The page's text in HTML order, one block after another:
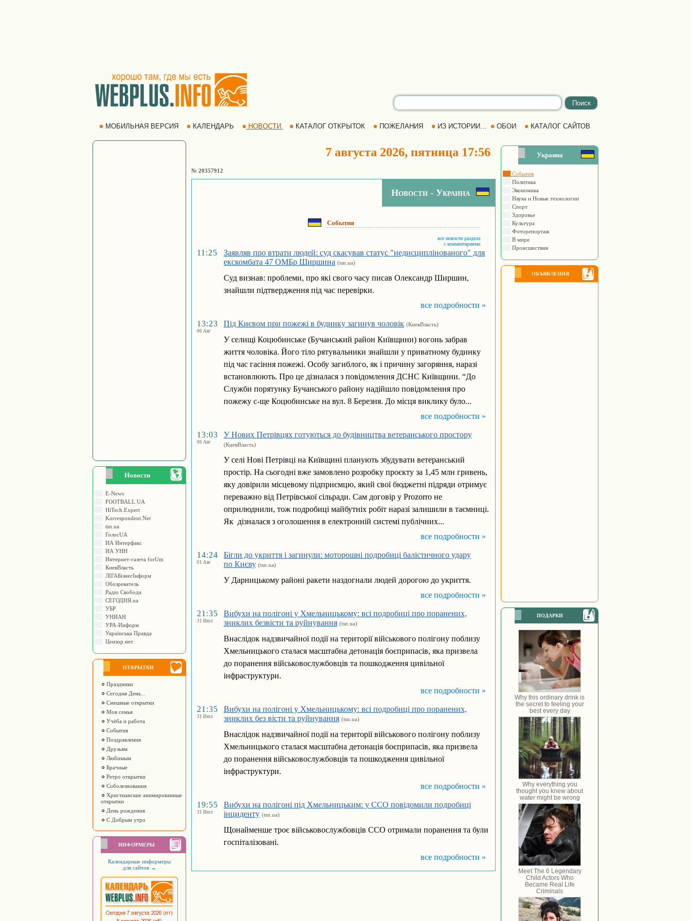
МОБИЛЬНАЯ ВЕРСИЯ КАЛЕНДАРЬ НОВОСТИ КАТАЛОГ ОТКРЫТОК ПОЖЕЛАНИЯ ИЗ ИСТОРИИ... ОБОИ КАТАЛОГ САЙТОВ
Новости
E-News
FOOTBALL.UA
HiTech.Expert
Korrespondent.Net
tsn.ua
ГолосUA
ИА Интерфакс
ИА УНН
Интернет-газета forUm
КиевВласть
ЛIГАБiзнесIнформ
Обозреватель
Радіо Свобода
СЕГОДНЯ.ua
УБР
УНИАН
УРА-Информ
Українська Правда
Цензор.нет
ОТКРЫТКИ
Праздники
Сегодня День...
Смешные открытки
Моя семья
Учёба и работа
События
Поздравления
Друзьям
Любимым
Брачные
Ретро открытки
Соболезнования
Христианские анимированные
открытки
День рождения
С Добрым утро
ИНФОРМЕРЫ
Календарные информеры
для сайтов →
7 августа 2026, пятница 17:56
№ 20357912
Новости - Украина
События
все новости раздела
с комментариями
11:25
Заявляв про втрати людей: суд скасував статус "недисциплінованого" для
екскомбата 47 ОМБр Ширшина (tsn.ua)
Суд визнав: проблеми, про які свого часу писав Олександр Ширшин,
знайшли підтвердження під час перевірки.
все подробности »
13:23
06 Авг
Під Києвом при пожежі в будинку загинув чоловік (КиевВласть)
У селищі Коцюбинське (Бучанський район Київщини) вогонь забрав
життя чоловіка. Його тіло рятувальники знайшли у приватному будинку
під час гасіння пожежі. Особу загиблого, як і причину загоряння, наразі
встановлюють. Про це дізналася з повідомлення ДСНС Київщини. “До
Служби порятунку Бучанського району надійшло повідомлення про
пожежу с-ще Коцюбинське на вул. 8 Березня. До місця виклику було...
все подробности »
13:03
06 Авг
У Нових Петрівцях готуються до будівництва ветеранського простору
(КиевВласть)
У селі Нові Петрівці на Київщині планують збудувати ветеранський
простір. На сьогодні вже замовлено розробку проєкту за 1,45 млн гривень,
яку довірили місцевому підприємцю, який свої бюджетні підряди отримує
переважно від Петрівської сільради. Сам договір у Prozorro не
оприлюднили, тож подробиці майбутніх робіт наразі залишили в таємниці.
Як дізналася з оголошення в електронній системі публічних...
все подробности »
14:24
01 Авг
Бігли до укриття і загинули: моторошні подробиці балістичного удару
по Києву (tsn.ua)
У Дарницькому районі ракети наздогнали людей дорогою до укриття.
все подробности »
21:35
31 Июл
Вибухи на полігоні у Хмельницькому: всі подробиці про поранених,
зниклих безвісти та руйнування (tsn.ua)
Внаслідок надзвичайної події на території військового полігону поблизу
Хмельницького сталася масштабна детонація боєприпасів, яка призвела
до поранення військовослужбовців та пошкодження цивільної
інфраструктури.
все подробности »
21:35
31 Июл
Вибухи на полігоні у Хмельницькому: всі подробиці про поранених,
зниклих без вісти та руйнування (tsn.ua)
Внаслідок надзвичайної події на території військового полігону поблизу
Хмельницького сталася масштабна детонація боєприпасів, яка призвела
до поранення військовослужбовців та пошкодження цивільної
інфраструктури.
все подробности »
19:55
31 Июл
Вибухи на полігоні під Хмельницьким: у ССО повідомили подробиці
інциденту (tsn.ua)
Щонайменше троє військовослужбовців ССО отримали поранення та були
госпіталізовані.
все подробности »
Украина
События
Политика
Экономика
Наука и Новые технологии
Спорт
Здоровье
Культура
Фоторепортаж
В мире
Происшествия
ОБЪЯВЛЕНИЯ
ПОДАРКИ